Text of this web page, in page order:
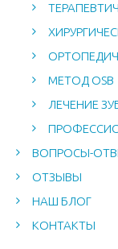
МЕТОД OSB
ЛЕЧЕНИЕ
ВОПРОСЫ-
ОТЗЫВЫ
НАШ БЛОГ
КОНТАКТЫ